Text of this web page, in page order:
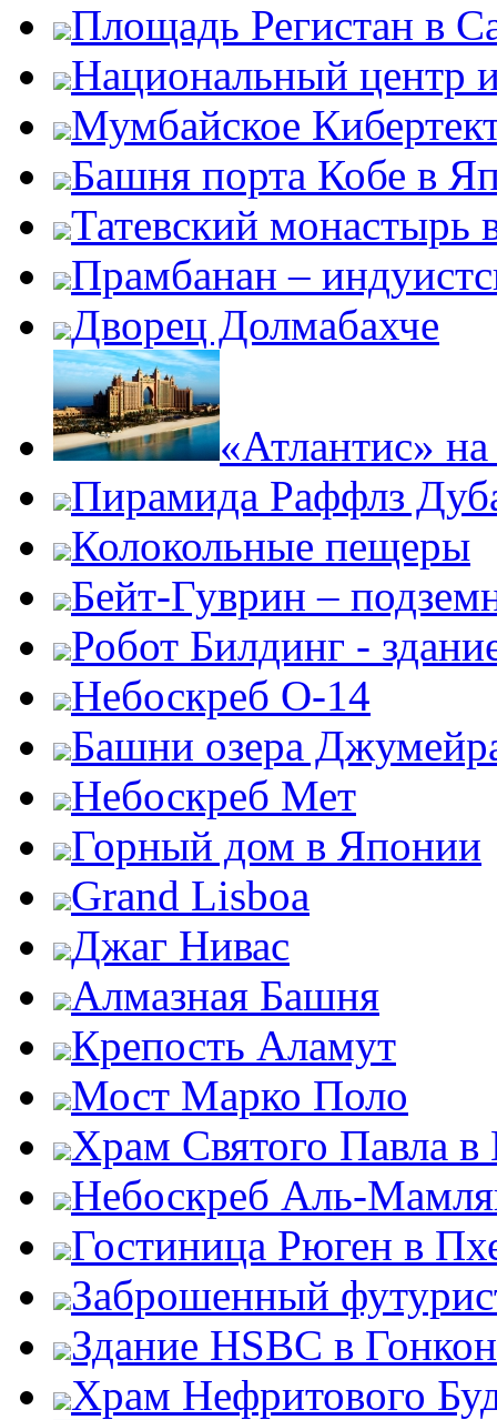
Площадь Регистан в
Национальный центр
Мумбайское
Башня порта Кобе в
Татевский монастырь
Прамбанан –
Дворец Долмабахче
«Атлантис»
Пирамида Раффлз
Колокольные пещеры
Бейт-Гуврин –
Робот Билдинг -
Небоскреб О-14
Башни озера
Небоскреб Мет
Горный дом в Японии
Grand Lisboa
Джаг Нивас
Алмазная Башня
Крепость Аламут
Мост Марко Поло
Храм Святого Павла
Небоскреб Аль-
Гостиница Рюген в
Заброшенный
Здание HSBC в
Храм Нефритового